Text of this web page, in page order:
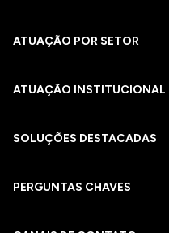
ATUAÇÃO POR SETOR
ATUAÇÃO INSTITUCIONAL
SOLUÇÕES DESTACADAS
PERGUNTAS CHAVES​